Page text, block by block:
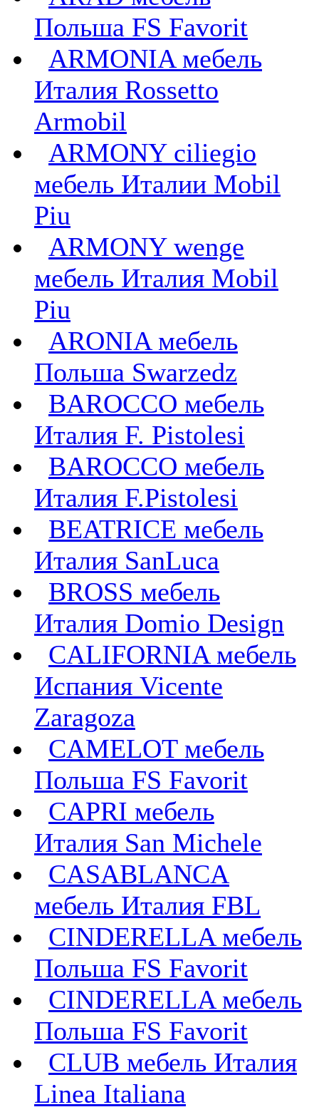
Польша FS Favorit
ARMONIA мебель
Италия Rossetto
Armobil
ARMONY ciliegio
мебель Италии Mobil
Piu
ARMONY wenge
мебель Италия Mobil
Piu
ARONIA мебель
Польша Swarzedz
BAROCCO мебель
Италия F. Pistolesi
BAROCCO мебель
Италия F.Pistolesi
BEATRICE мебель
Италия SanLuca
BROSS мебель
Италия Domio Design
CALIFORNIA мебель
Испания Vicente
Zaragoza
CAMELOT мебель
Польша FS Favorit
CAPRI мебель
Италия San Michele
CASABLANCA
мебель Италия FBL
CINDERELLA мебель
Польша FS Favorit
CINDERELLA мебель
Польша FS Favorit
CLUB мебель Италия
Linea Italiana